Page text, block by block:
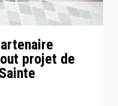
projet de